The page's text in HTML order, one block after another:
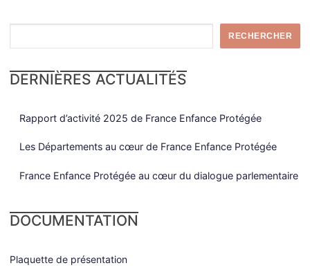
RECHERCHER
DERNIÈRES ACTUALITÉS
Rapport d’activité 2025 de France Enfance Protégée
Les Départements au cœur de France Enfance Protégée
France Enfance Protégée au cœur du dialogue parlementaire
DOCUMENTATION
Plaquette de présentation